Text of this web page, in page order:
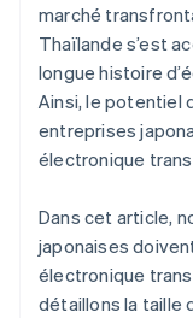
marché
Thaïlande s’est
longue histoire
Ainsi, le potentiel
entreprises
électronique
Dans cet article,
japonaises
électronique
détaillons la taille